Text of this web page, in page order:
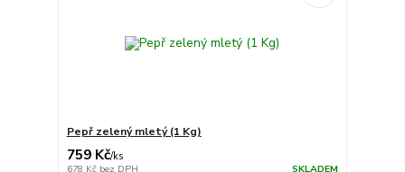
Pepř zelený mletý (1 Kg)
759 Kč/ks
678 Kč bez DPH SKLADEM